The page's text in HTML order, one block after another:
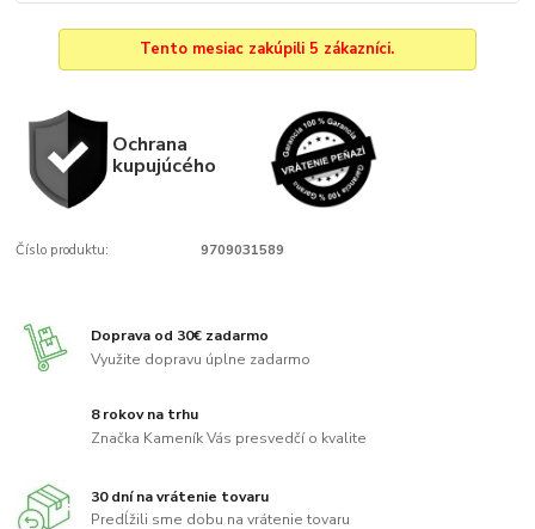
Tento mesiac zakúpili 5 zákazníci.
Ochrana
kupujúcého
Číslo produktu: 9709031589
Doprava od 30€ zadarmo
Využite dopravu úplne zadarmo
8 rokov na trhu
Značka Kameník Vás presvedčí o kvalite
30 dní na vrátenie tovaru
Predĺžili sme dobu na vrátenie tovaru